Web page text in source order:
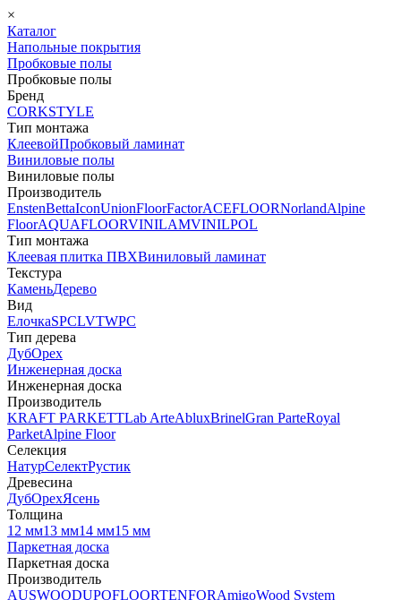
×
Каталог
Напольные покрытия
Пробковые полы
Пробковые полы
Бренд
CORKSTYLE
Тип монтажа
КлеевойПробковый ламинат
Виниловые полы
Виниловые полы
Производитель
EnstenBettaIconUnionFloorFactorACEFLOORNorlandAlpine
FloorAQUAFLOORVINILAMVINILPOL
Тип монтажа
Клеевая плитка ПВХВиниловый ламинат
Текстура
КаменьДерево
Вид
ЕлочкаSPCLVTWPC
Тип дерева
ДубОрех
Инженерная доска
Инженерная доска
Производитель
KRAFT PARKETTLab ArteAbluxBrinelGran ParteRoyal
ParketAlpine Floor
Селекция
НатурСелектРустик
Древесина
ДубОрехЯсень
Толщина
12 мм13 мм14 мм15 мм
Паркетная доска
Паркетная доска
Производитель
AUSWOODUPOFLOORTENFORAmigoWood System